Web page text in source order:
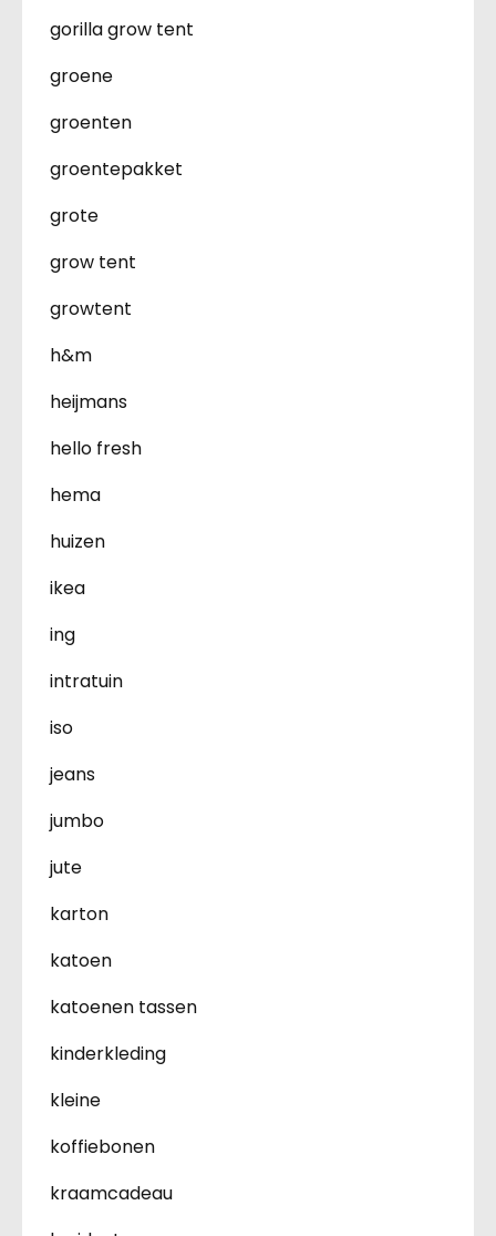
gorilla grow tent
groene
groenten
groentepakket
grote
grow tent
growtent
h&m
heijmans
hello fresh
hema
huizen
ikea
ing
intratuin
iso
jeans
jumbo
jute
karton
katoen
katoenen tassen
kinderkleding
kleine
koffiebonen
kraamcadeau